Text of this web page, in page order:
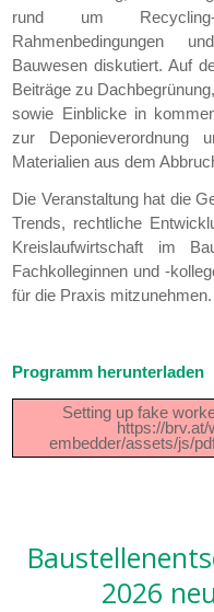
rund um Recycling-
Rahmenbedingungen
Bauwesen diskutiert. Auf
Beiträge zu
sowie Einblicke in
zur Deponieverordnung
Materialien aus dem
Die Veranstaltung hat die
Trends, rechtliche
Kreislaufwirtschaft im
Fachkolleginnen und -
für die Praxis mitzunehmen.
Programm herunterladen
Setting up fake
https://
embedder/assets/js/
2026